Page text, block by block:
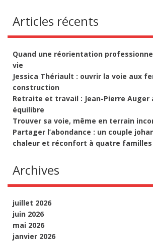
Articles récents
Quand une réorientation
vie
Jessica Thériault : ouvrir la voie aux
construction
Retraite et travail : Jean-Pierre Auger
équilibre
Trouver sa voie, même en terrain
Partager l’abondance : un couple
chaleur et réconfort à quatre familles
Archives
juillet 2026
juin 2026
mai 2026
janvier 2026